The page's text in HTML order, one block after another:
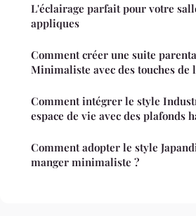
L'éclairage parfait pour votre
appliques
Comment créer une suite
Minimaliste avec des touches de
Comment intégrer le style
espace de vie avec des plafonds
Comment adopter le style
manger minimaliste ?